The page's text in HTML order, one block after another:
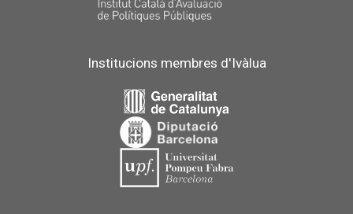
Institucions membres d'Ivàlua